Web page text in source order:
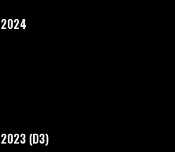
(D3)